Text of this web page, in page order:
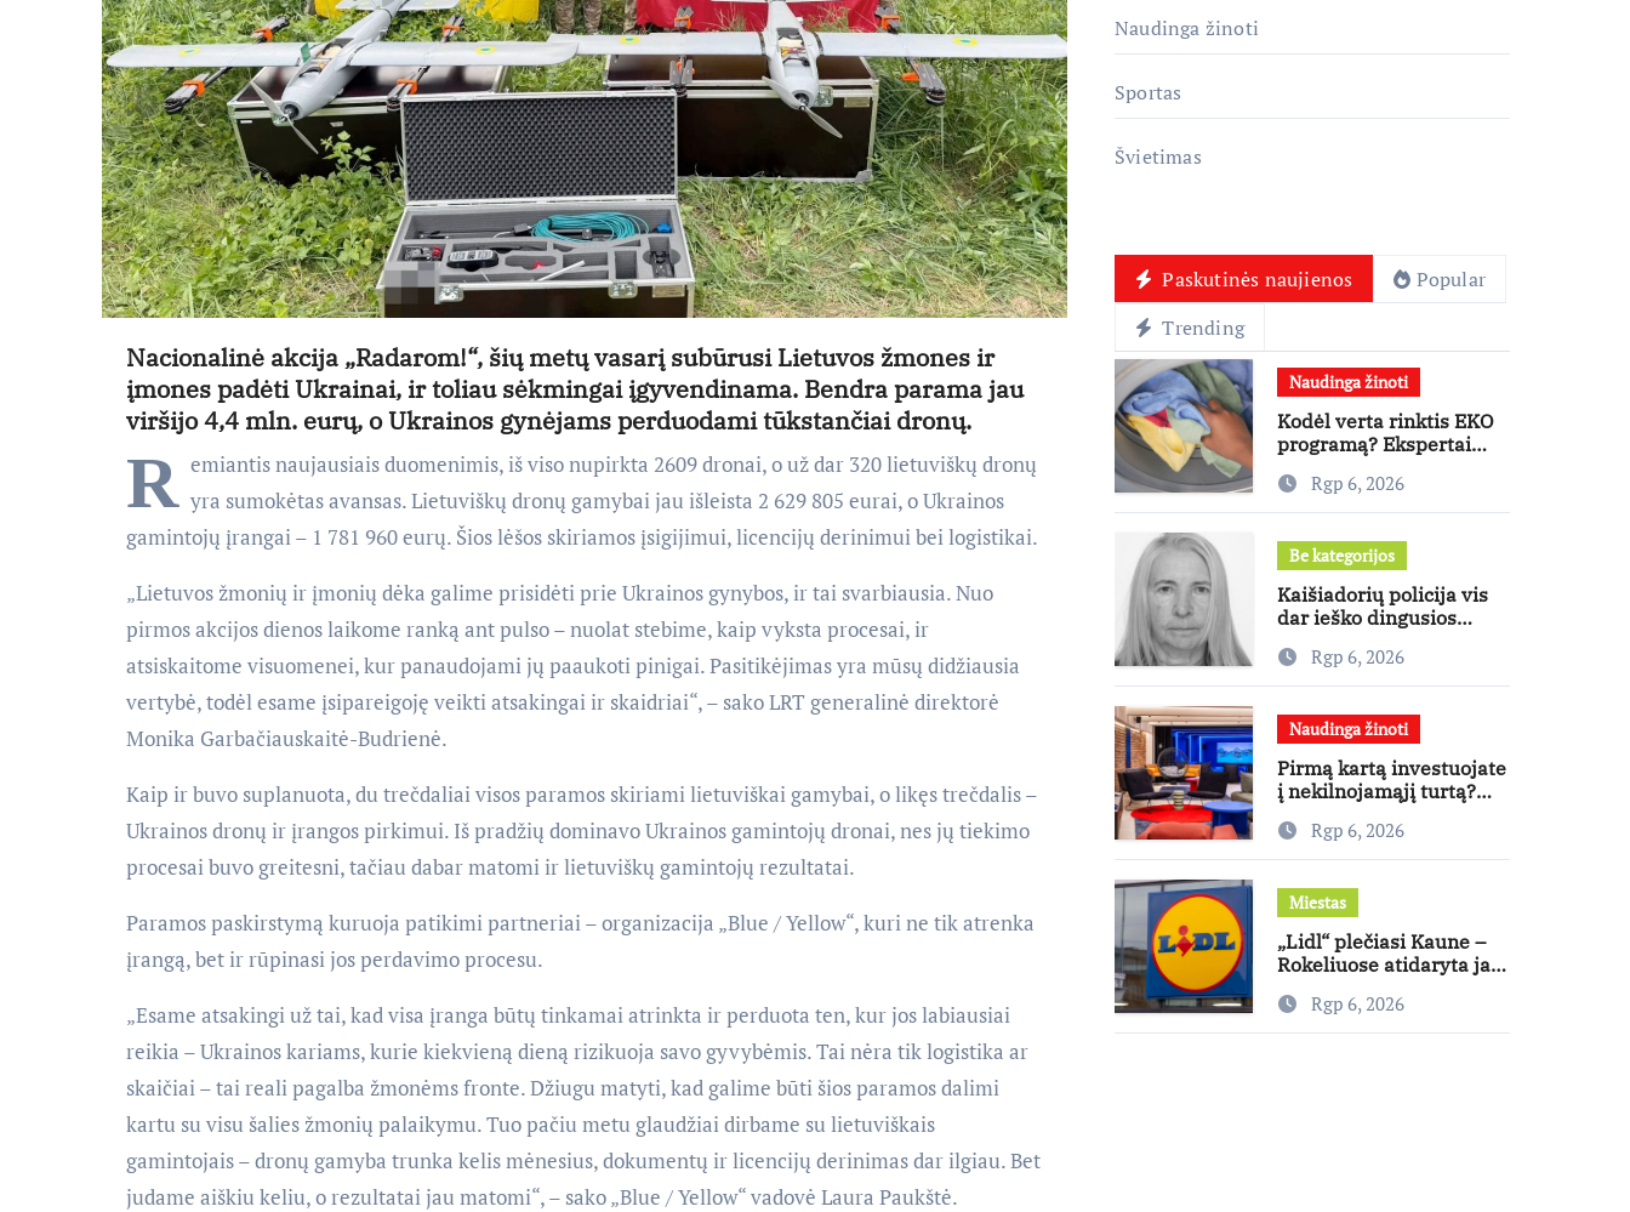
Nacionalinė akcija „Radarom!“, šių metų vasarį subūrusi Lietuvos žmones ir
įmones padėti Ukrainai, ir toliau sėkmingai įgyvendinama. Bendra parama jau
viršijo 4,4 mln. eurų, o Ukrainos gynėjams perduodami tūkstančiai dronų.
R emiantis naujausiais duomenimis, iš viso nupirkta 2609 dronai, o už dar 320 lietuviškų dronų
yra sumokėtas avansas. Lietuviškų dronų gamybai jau išleista 2 629 805 eurai, o Ukrainos
gamintojų įrangai – 1 781 960 eurų. Šios lėšos skiriamos įsigijimui, licencijų derinimui bei logistikai.
„Lietuvos žmonių ir įmonių dėka galime prisidėti prie Ukrainos gynybos, ir tai svarbiausia. Nuo
pirmos akcijos dienos laikome ranką ant pulso – nuolat stebime, kaip vyksta procesai, ir
atsiskaitome visuomenei, kur panaudojami jų paaukoti pinigai. Pasitikėjimas yra mūsų didžiausia
vertybė, todėl esame įsipareigoję veikti atsakingai ir skaidriai“, – sako LRT generalinė direktorė
Monika Garbačiauskaitė-Budrienė.
Kaip ir buvo suplanuota, du trečdaliai visos paramos skiriami lietuviškai gamybai, o likęs trečdalis –
Ukrainos dronų ir įrangos pirkimui. Iš pradžių dominavo Ukrainos gamintojų dronai, nes jų tiekimo
procesai buvo greitesni, tačiau dabar matomi ir lietuviškų gamintojų rezultatai.
Paramos paskirstymą kuruoja patikimi partneriai – organizacija „Blue / Yellow“, kuri ne tik atrenka
įrangą, bet ir rūpinasi jos perdavimo procesu.
„Esame atsakingi už tai, kad visa įranga būtų tinkamai atrinkta ir perduota ten, kur jos labiausiai
reikia – Ukrainos kariams, kurie kiekvieną dieną rizikuoja savo gyvybėmis. Tai nėra tik logistika ar
skaičiai – tai reali pagalba žmonėms fronte. Džiugu matyti, kad galime būti šios paramos dalimi
kartu su visu šalies žmonių palaikymu. Tuo pačiu metu glaudžiai dirbame su lietuviškais
gamintojais – dronų gamyba trunka kelis mėnesius, dokumentų ir licencijų derinimas dar ilgiau. Bet
judame aiškiu keliu, o rezultatai jau matomi“, – sako „Blue / Yellow“ vadovė Laura Paukštė.
Naudinga žinoti
Sportas
Švietimas
Paskutinės naujienos
Popular
Trending
Naudinga žinoti
Kodėl verta rinktis EKO
programą? Ekspertai
mitusRgp 6, 2026
Be kategorijos
Kaišiadorių policija vis
dar ieško dingusios
Rgp 6, 2026
Naudinga žinoti
Pirmą kartą investuojate
į nekilnojamąjį turtą?
pasirinkti būstą, kuris
generuos grąžą
Rgp 6, 2026
Miestas
„Lidl“ plečiasi Kaune –
Rokeliuose atidaryta jau
miesteRgp 6, 2026